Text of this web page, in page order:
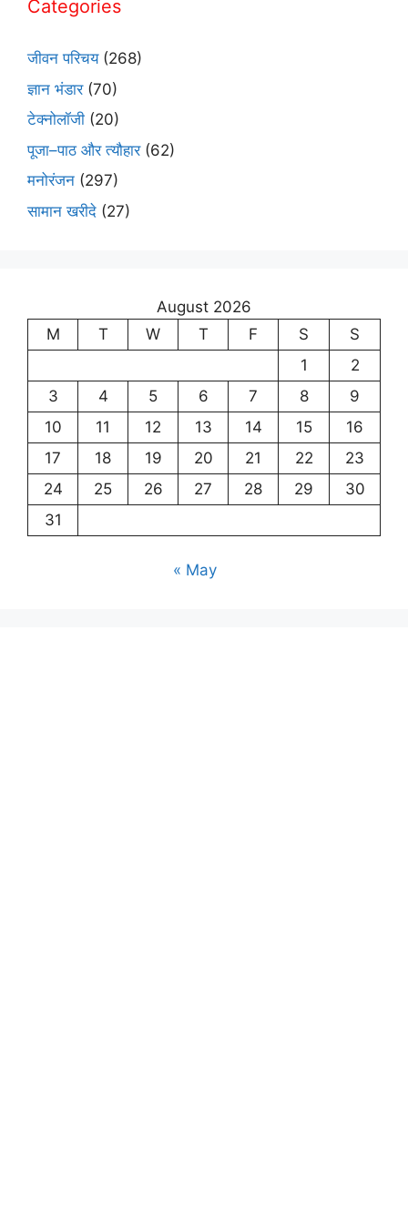
Categories
जीवन परिचय(268)
ज्ञान भंडार(70)
टेक्नोलॉजी (20)
पूजा–पाठ और त्यौहार(62)
मनोरंजन (297)
सामान खरीदे (27)
August 2026
M
T W T F S
S
1
2
3
4 5 6 7 8
9
10
11 12 13 14 15
16
17
18 19 20 21 22
23
24
25 26 27 28 29
30
31
« May